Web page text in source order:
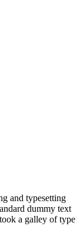
and typesetting
dummy text
a galley of type